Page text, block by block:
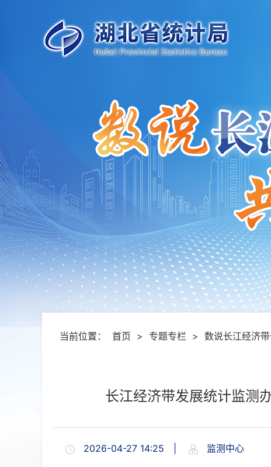
当前位置： 首页 > 专题专栏 > 数说长江经济
长江经济带发展统计监测
2026-04-27 14:25 监测中心